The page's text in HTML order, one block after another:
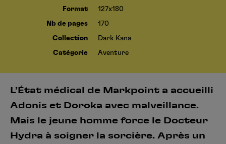
Format 127x180
Nb de pages 170
Collection Dark Kana
Catégorie Aventure
L’État médical de Markpoint a accueilli
Adonis et Doroka avec malveillance.
Mais le jeune homme force le Docteur
Hydra à soigner la sorcière. Après un